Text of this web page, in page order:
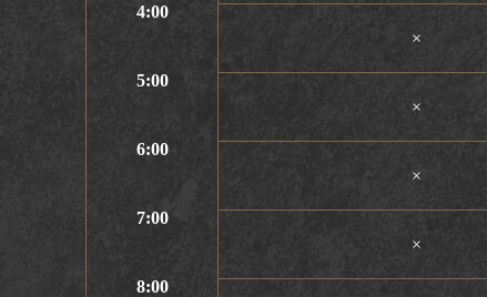
4:00
×
5:00
×
6:00
×
7:00
×
8:00